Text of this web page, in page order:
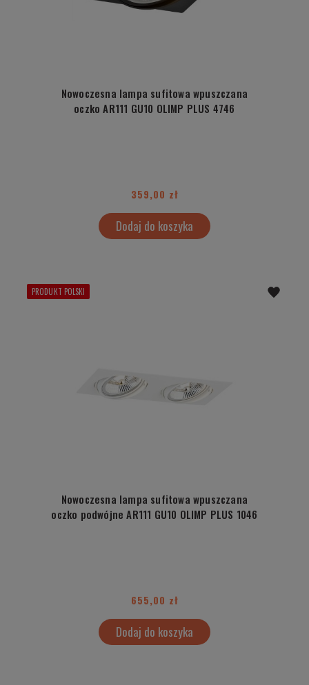
Nowoczesna lampa sufitowa wpuszczana
oczko AR111 GU10 OLIMP PLUS 4746
359,00 zł
Dodaj do koszyka
Nowoczesna lampa sufitowa wpuszczana
oczko podwójne AR111 GU10 OLIMP PLUS 1046
655,00 zł
Dodaj do koszyka
PRODUKT POLSKI